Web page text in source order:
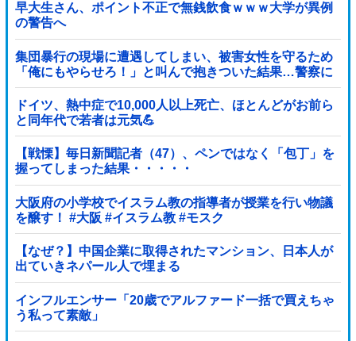
早大生さん、ポイント不正で無銭飲食ｗｗｗ大学が異例
の警告へ
集団暴行の現場に遭遇してしまい、被害女性を守るため
「俺にもやらせろ！」と叫んで抱きついた結果…警察に
連行され〇〇扱いされる悲劇へ←機転を利かせた結果が
裏目に出すぎて惨事
ドイツ、熱中症で10,000人以上死亡、ほとんどがお前ら
と同年代で若者は元気💪
【戦慄】毎日新聞記者（47）、ペンではなく「包丁」を
握ってしまった結果・・・・・
大阪府の小学校でイスラム教の指導者が授業を行い物議
を醸す！ #大阪 #イスラム教 #モスク
【なぜ？】中国企業に取得されたマンション、日本人が
出ていきネパール人で埋まる
インフルエンサー「20歳でアルファード一括で買えちゃ
う私って素敵」